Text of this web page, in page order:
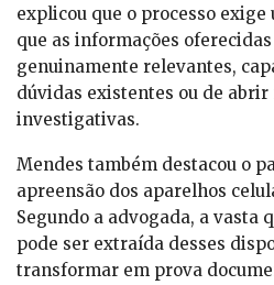
explicou que o processo exige
que as informações
genuinamente relevantes,
dúvidas existentes ou de abrir
investigativas.
Mendes também destacou o
apreensão dos aparelhos
Segundo a advogada, a vasta
pode ser extraída desses
transformar em prova